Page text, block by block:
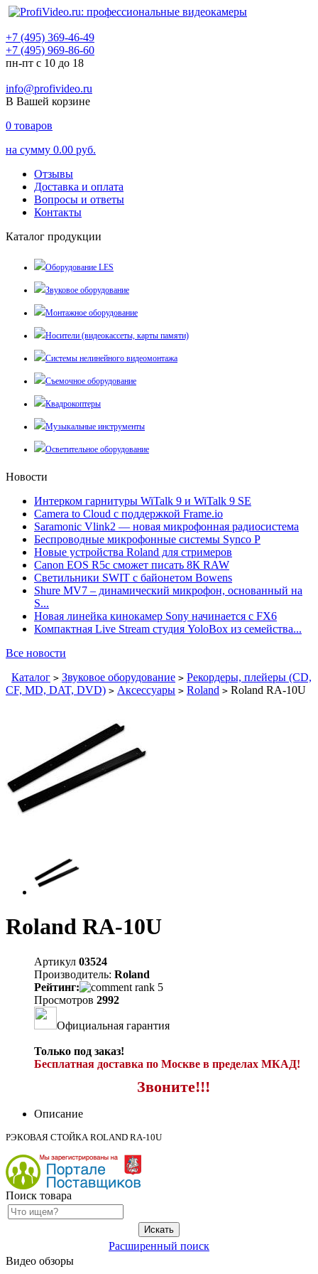
+7 (495) 369-46-49
+7 (495) 969-86-60
пн-пт с 10 до 18
info@profivideo.ru
В Вашей корзине
0 товаров
на сумму 0.00 руб.
Отзывы
Доставка и оплата
Вопросы и ответы
Контакты
Каталог продукции
Оборудование LES
Звуковое оборудование
Монтажное оборудование
Носители (видеокассеты, карты памяти)
Системы нелинейного видеомонтажа
Съемочное оборудование
Квадрокоптеры
Музыкальные инструменты
Осветительное оборудование
Новости
Интерком гарнитуры WiTalk 9 и WiTalk 9 SE
Camera to Cloud с поддержкой Frame.io
Saramonic Vlink2 — новая микрофонная радиосистема
Беспроводные микрофонные системы Synco P
Новые устройства Roland для стримеров
Canon EOS R5c сможет писать 8К RAW
Светильники SWIT с байонетом Bowens
Shure MV7 – динамический микрофон, основанный на
S...
Новая линейка кинокамер Sony начинается с FX6
Компактная Live Stream студия YoloBox из семейства...
Все новости
Каталог > Звуковое оборудование > Рекордеры, плейеры (CD,
CF, MD, DAT, DVD) > Аксессуары > Roland > Roland RA-10U
Roland RA-10U
Артикул 03524
Производитель: Roland
Рейтинг:
Просмотров 2992
Официальная гарантия
Только под заказ!
Бесплатная доставка по Москве в пределах МКАД!
Звоните!!!
Описание
РЭКОВАЯ СТОЙКА ROLAND RA-10U
Поиск товара
Расширенный поиск
Видео обзоры